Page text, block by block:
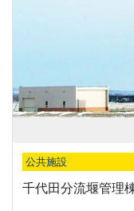
公共施設
千代田分流堰管理